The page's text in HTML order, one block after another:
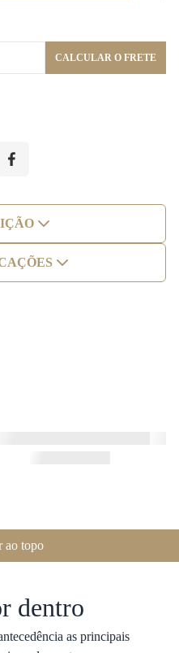
CALCULAR O FRETE
ao topo
dentro
as principais